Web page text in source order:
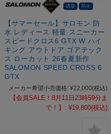
【サマーセール】サロモン 防
水 レディース 軽量 スニーカー
スピードクロス6 GTX W ハイ
キング アウトドア ゴアテック
ス ローカット 26春夏新作
SALOMON SPEED CROSS 6
GTX
メーカー希望小売価格: ¥22,000(税込)
【会員SALE！8月11日23時59分ま
で！】: ¥19,800(税込)